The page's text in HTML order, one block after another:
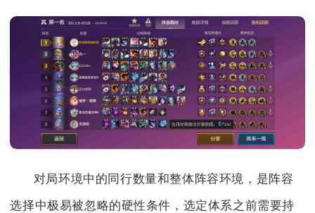
对局环境中的同行数量和整体阵容环境，是阵容
选择中极易被忽略的硬性条件，选定体系之前需要持